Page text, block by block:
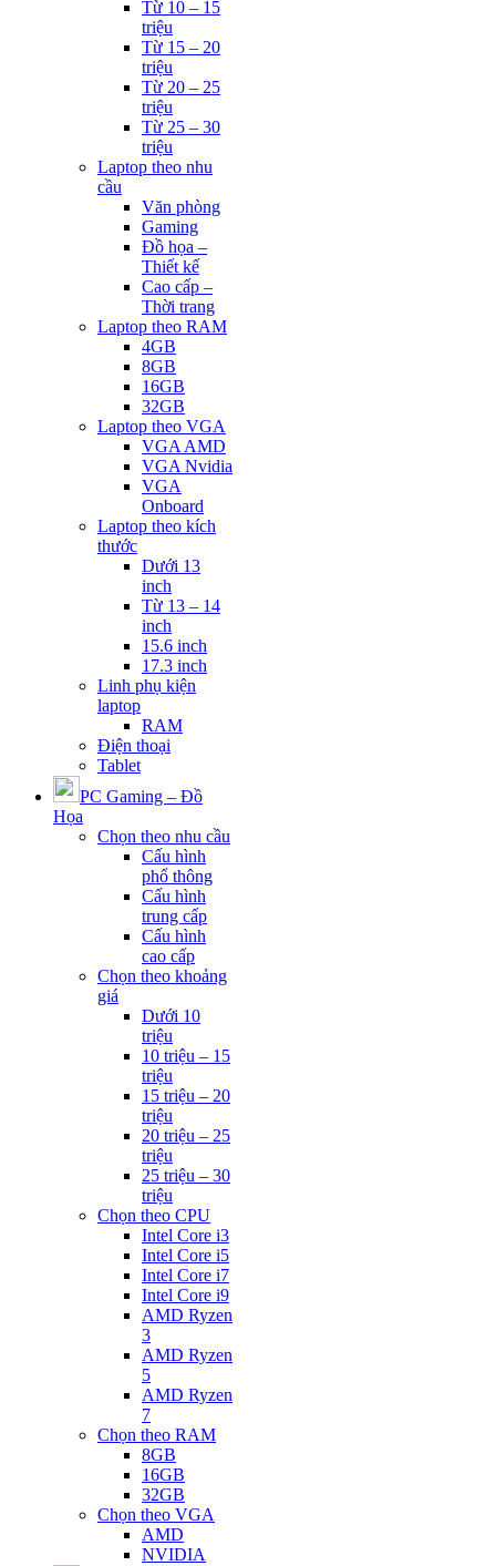
Từ 10 – 15
triệu
Từ 15 – 20
triệu
Từ 20 – 25
triệu
Từ 25 – 30
triệu
Laptop theo nhu
cầu
Văn phòng
Gaming
Đồ họa –
Thiết kế
Cao cấp –
Thời trang
Laptop theo RAM
4GB
8GB
16GB
32GB
Laptop theo VGA
VGA AMD
VGA Nvidia
VGA
Onboard
Laptop theo kích
thước
Dưới 13
inch
Từ 13 – 14
inch
15.6 inch
17.3 inch
Linh phụ kiện
laptop
RAM
Điện thoại
Tablet
PC Gaming – Đồ
Họa
Chọn theo nhu cầu
Cấu hình
phổ thông
Cấu hình
trung cấp
Cấu hình
cao cấp
Chọn theo khoảng
giá
Dưới 10
triệu
10 triệu – 15
triệu
15 triệu – 20
triệu
20 triệu – 25
triệu
25 triệu – 30
triệu
Chọn theo CPU
Intel Core i3
Intel Core i5
Intel Core i7
Intel Core i9
AMD Ryzen
3
AMD Ryzen
5
AMD Ryzen
7
Chọn theo RAM
8GB
16GB
32GB
Chọn theo VGA
AMD
NVIDIA